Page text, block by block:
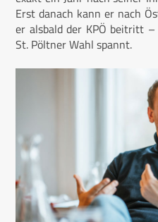
Erst danach kann er nach
er alsbald der KPÖ beitritt
St. Pöltner Wahl spannt.